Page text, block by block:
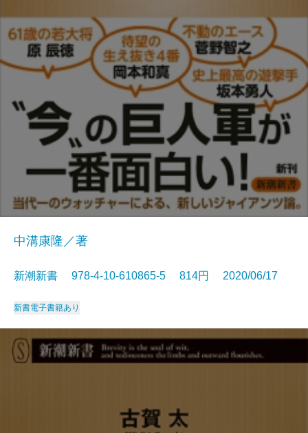
中溝康隆／著
新潮新書 978-4-10-610865-5 814円 2020/06/17
新書電子書籍あり